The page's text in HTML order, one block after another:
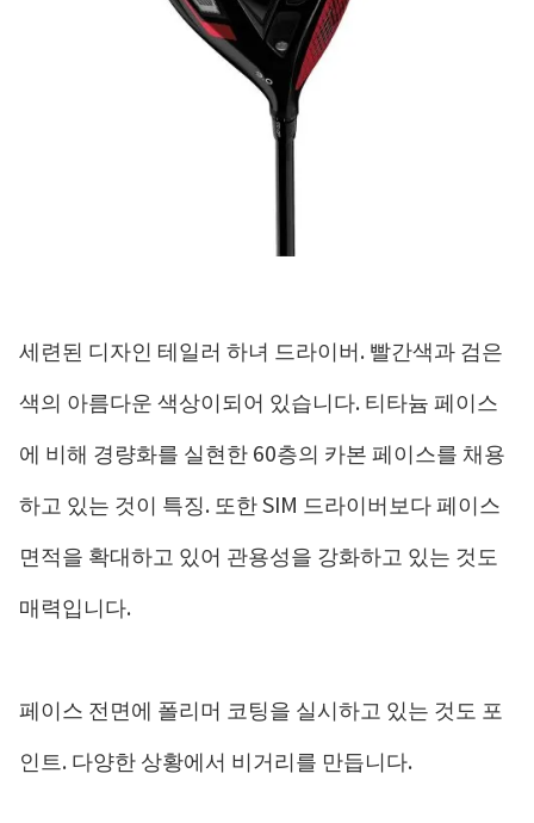
세련된 디자인 테일러 하녀 드라이버. 빨간색과 검은
색의 아름다운 색상이되어 있습니다. 티타늄 페이스
에 비해 경량화를 실현한 60층의 카본 페이스를 채용
하고 있는 것이 특징. 또한 SIM 드라이버보다 페이스
면적을 확대하고 있어 관용성을 강화하고 있는 것도
매력입니다.
페이스 전면에 폴리머 코팅을 실시하고 있는 것도 포
인트. 다양한 상황에서 비거리를 만듭니다.